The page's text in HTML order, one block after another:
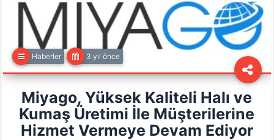
Haberler 3 yıl önce
Miyago, Yüksek Kaliteli Halı ve
Kumaş Üretimi İle Müşterilerine
Hizmet Vermeye Devam Ediyor